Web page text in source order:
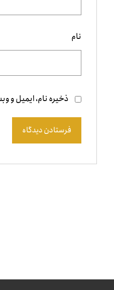
نام
ذخیره نام، ایمیل و
فرستادن دیدگاه